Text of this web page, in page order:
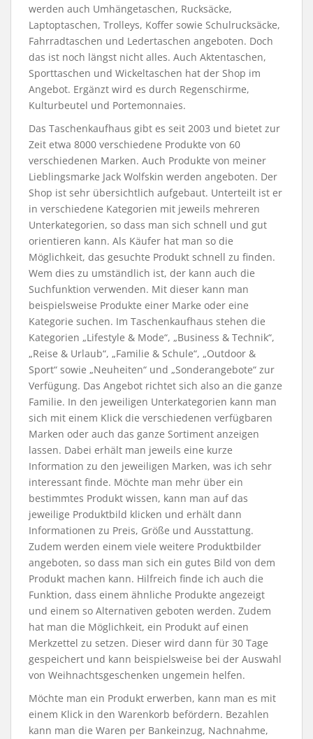
werden auch Umhängetaschen, Rucksäcke,
Laptoptaschen, Trolleys, Koffer sowie Schulrucksäcke,
Fahrradtaschen und Ledertaschen angeboten. Doch
das ist noch längst nicht alles. Auch Aktentaschen,
Sporttaschen und Wickeltaschen hat der Shop im
Angebot. Ergänzt wird es durch Regenschirme,
Kulturbeutel und Portemonnaies.
Das Taschenkaufhaus gibt es seit 2003 und bietet zur
Zeit etwa 8000 verschiedene Produkte von 60
verschiedenen Marken. Auch Produkte von meiner
Lieblingsmarke Jack Wolfskin werden angeboten. Der
Shop ist sehr übersichtlich aufgebaut. Unterteilt ist er
in verschiedene Kategorien mit jeweils mehreren
Unterkategorien, so dass man sich schnell und gut
orientieren kann. Als Käufer hat man so die
Möglichkeit, das gesuchte Produkt schnell zu finden.
Wem dies zu umständlich ist, der kann auch die
Suchfunktion verwenden. Mit dieser kann man
beispielsweise Produkte einer Marke oder eine
Kategorie suchen. Im Taschenkaufhaus stehen die
Kategorien „Lifestyle & Mode“, „Business & Technik“,
„Reise & Urlaub“, „Familie & Schule“, „Outdoor &
Sport“ sowie „Neuheiten“ und „Sonderangebote“ zur
Verfügung. Das Angebot richtet sich also an die ganze
Familie. In den jeweiligen Unterkategorien kann man
sich mit einem Klick die verschiedenen verfügbaren
Marken oder auch das ganze Sortiment anzeigen
lassen. Dabei erhält man jeweils eine kurze
Information zu den jeweiligen Marken, was ich sehr
interessant finde. Möchte man mehr über ein
bestimmtes Produkt wissen, kann man auf das
jeweilige Produktbild klicken und erhält dann
Informationen zu Preis, Größe und Ausstattung.
Zudem werden einem viele weitere Produktbilder
angeboten, so dass man sich ein gutes Bild von dem
Produkt machen kann. Hilfreich finde ich auch die
Funktion, dass einem ähnliche Produkte angezeigt
und einem so Alternativen geboten werden. Zudem
hat man die Möglichkeit, ein Produkt auf einen
Merkzettel zu setzen. Dieser wird dann für 30 Tage
gespeichert und kann beispielsweise bei der Auswahl
von Weihnachtsgeschenken ungemein helfen.
Möchte man ein Produkt erwerben, kann man es mit
einem Klick in den Warenkorb befördern. Bezahlen
kann man die Waren per Bankeinzug, Nachnahme,